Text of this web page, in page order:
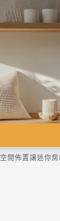
空間佈置讓迷你